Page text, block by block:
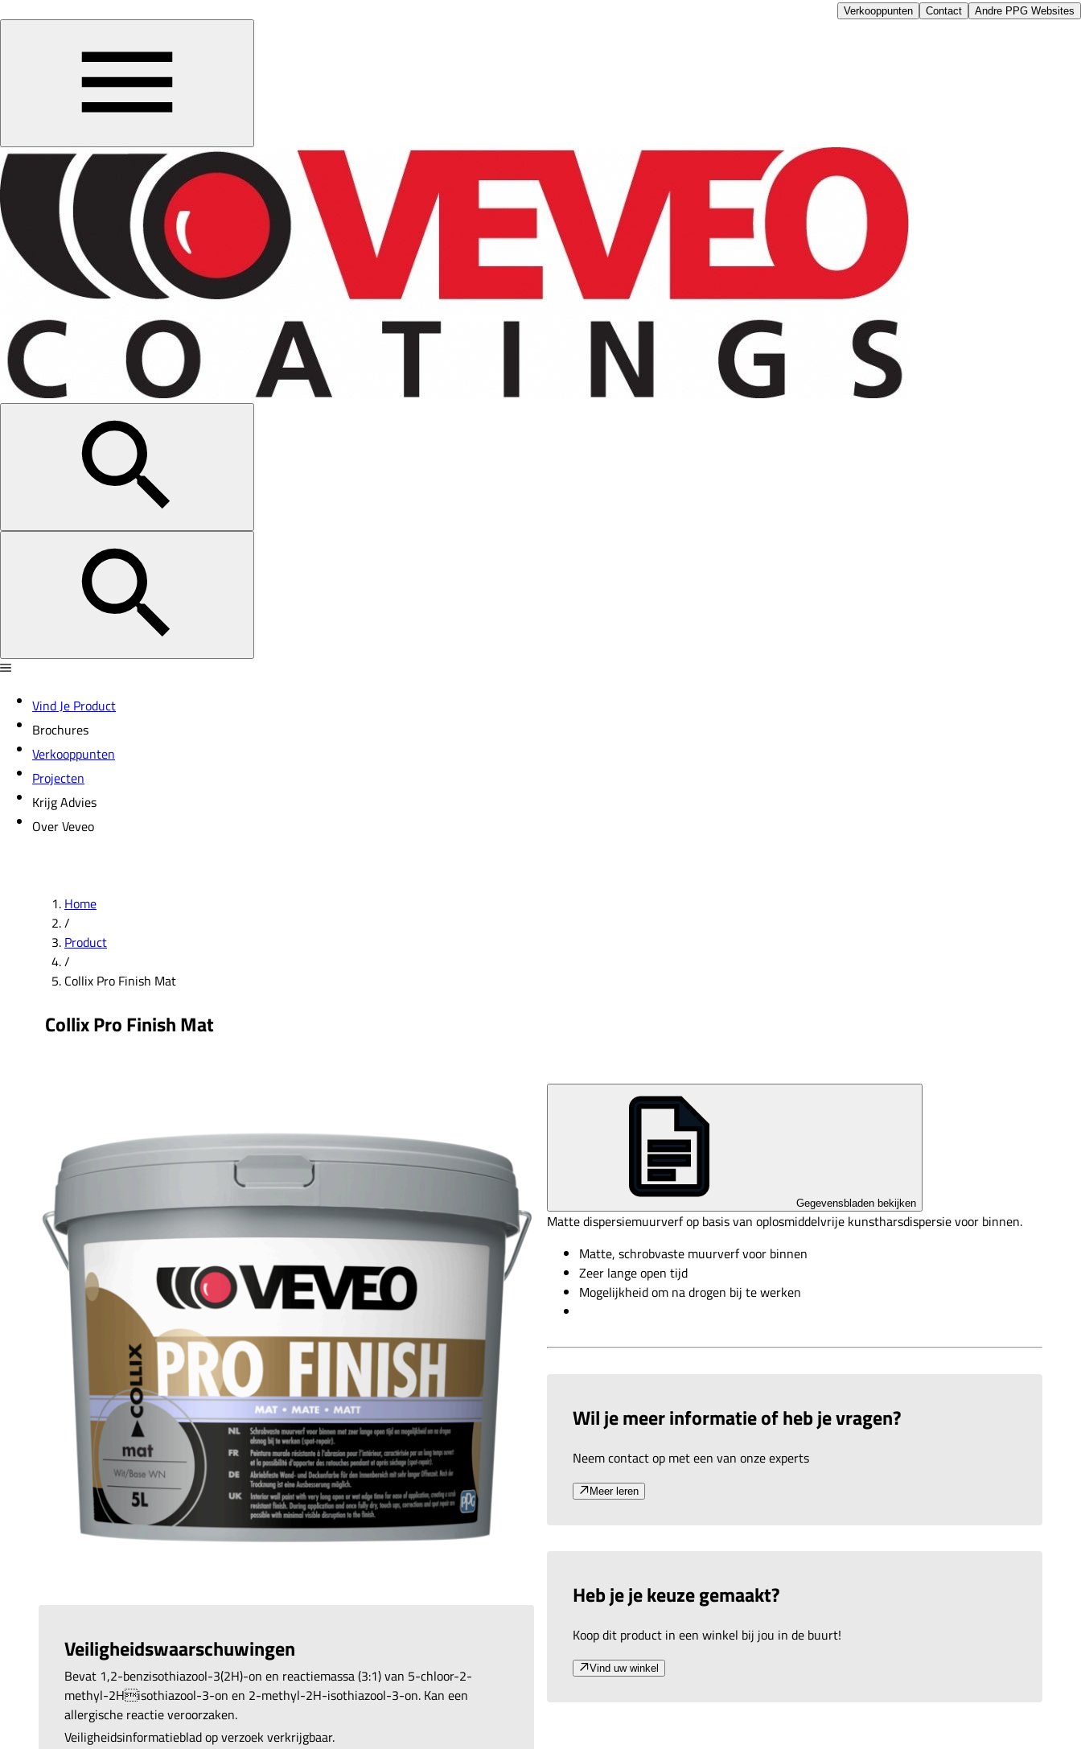
Verkooppunten Contact Andre PPG Websites
Vind Je Product
Brochures
Verkooppunten
Projecten
Krijg Advies
Over Veveo
Home
/
Product
/
Collix Pro Finish Mat
Collix Pro Finish Mat
Veiligheidswaarschuwingen
Bevat 1,2-benzisothiazool-3(2H)-on en reactiemassa (3:1) van 5-chloor-2-
methyl-2Hisothiazool-3-on en 2-methyl-2H-isothiazool-3-on. Kan een
allergische reactie veroorzaken.
Veiligheidsinformatieblad op verzoek verkrijgbaar.
Gegevensbladen bekijken
Matte dispersiemuurverf op basis van oplosmiddelvrije kunstharsdispersie voor binnen.
Matte, schrobvaste muurverf voor binnen
Zeer lange open tijd
Mogelijkheid om na drogen bij te werken
Wil je meer informatie of heb je vragen?
Neem contact op met een van onze experts
Meer leren
Heb je je keuze gemaakt?
Koop dit product in een winkel bij jou in de buurt!
Vind uw winkel